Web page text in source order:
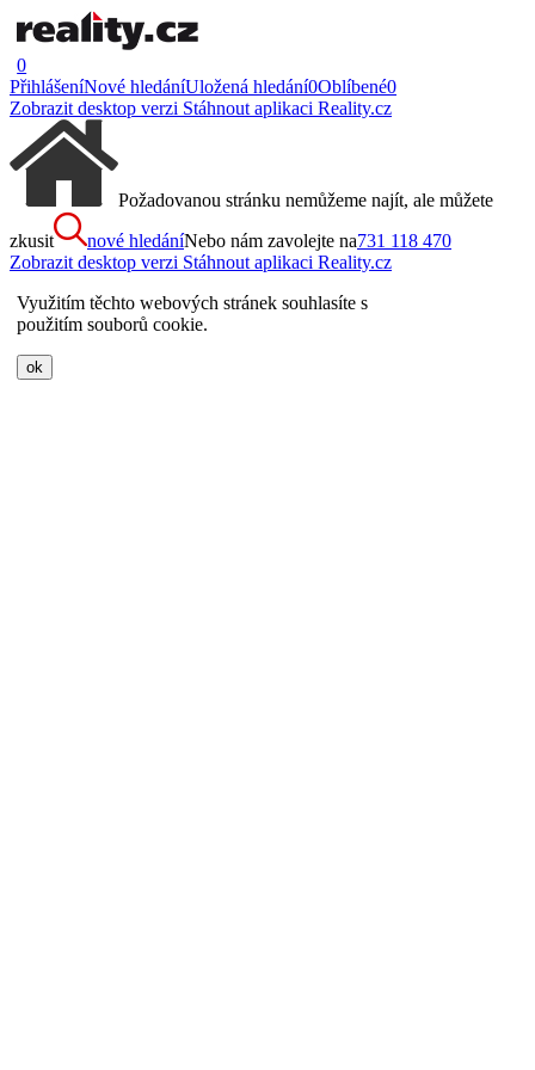
0
PřihlášeníNové hledáníUložená hledání0Oblíbené0
Zobrazit desktop verzi Stáhnout aplikaci Reality.cz
Požadovanou stránku nemůžeme najít, ale můžete
zkusit
nové hledáníNebo nám zavolejte na731 118 470
Zobrazit desktop verzi Stáhnout aplikaci Reality.cz
Využitím těchto webových stránek souhlasíte s
použitím souborů cookie.
ok